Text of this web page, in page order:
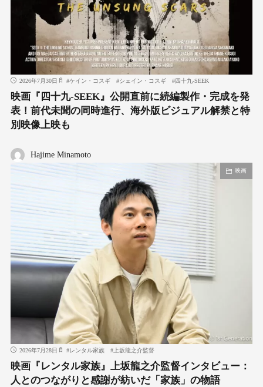
2026年7月30日 #ケイン・コスギ #シェイン・コスギ #四十九-SEEK
映画『四十九-SEEK』公開直前に続編製作・完成を発
表！前代未聞の同時進行、海外版ビジュアル解禁と特
別映像上映も
Hajime Minamoto
映画
2026年7月28日 #レンタル家族 #上坂龍之介監督
映画『レンタル家族』上坂龍之介監督インタビュー：
人とのつながりと感謝が紡いだ「家族」の物語